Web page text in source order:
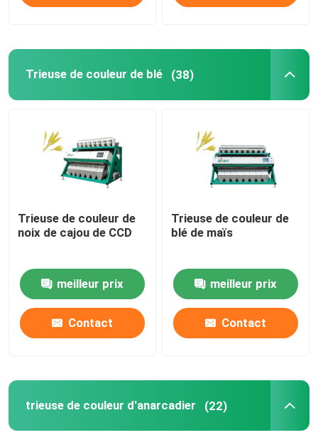
trieuse de couleur de thé
Trieuse infrarouge
Trieuse matérielle
Trieuse de couleur de maïs
Trieuse de couleur de blé (38)
Trieuse de couleur de
noix de cajou de CCD
meilleur prix
Contact
Trieuse de couleur de
blé de maïs
meilleur prix
Contact
trieuse de couleur d'anarcadier (22)